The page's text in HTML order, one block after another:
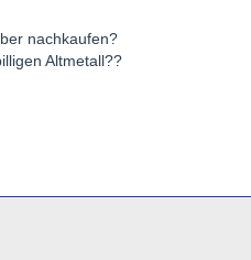
nachkaufen?
Altmetall??